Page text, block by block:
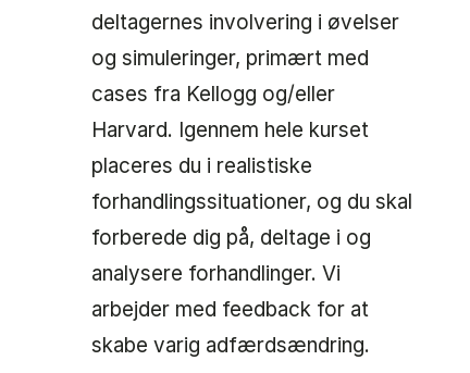
deltagernes involvering i øvelser
og simuleringer, primært med
cases fra Kellogg og/eller
Harvard. Igennem hele kurset
placeres du i realistiske
forhandlingssituationer, og du skal
forberede dig på, deltage i og
analysere forhandlinger. Vi
arbejder med feedback for at
skabe varig adfærdsændring.